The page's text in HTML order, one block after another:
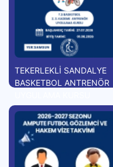
TEKERLEKLİ SANDALYE
BASKETBOL ANTRENÖR